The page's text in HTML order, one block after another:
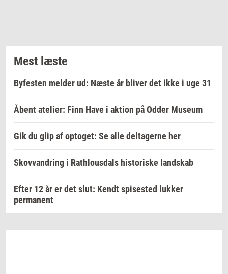
Mest læste
Byfesten melder ud: Næste år bliver det ikke i uge 31
Åbent atelier: Finn Have i aktion på Odder Museum
Gik du glip af optoget: Se alle deltagerne her
Skovvandring i Rathlousdals historiske landskab
Efter 12 år er det slut: Kendt spisested lukker
permanent